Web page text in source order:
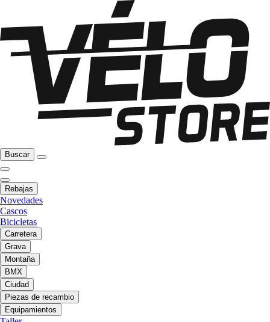
Buscar
Rebajas
Novedades
Cascos
Bicicletas
Carretera
Grava
Montaña
BMX
Ciudad
Piezas de recambio
Equipamientos